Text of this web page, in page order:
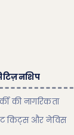
की नागरिकता
किट्स और नेविस